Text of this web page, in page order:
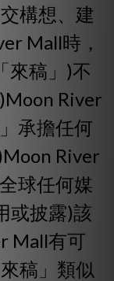
構想、建
Mall時，
來稿」)不
River
承擔任何
River
球任何媒
或披露)該
Mall有可
稿」類似